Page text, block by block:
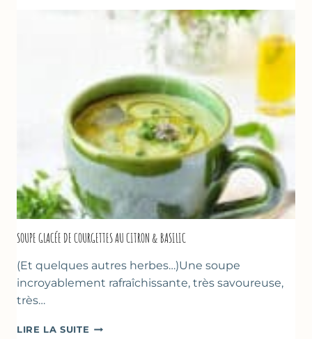
D’ORANGER
SOUPE GLACÉE DE COURGETTES AU CITRON & BASILIC
(Et quelques autres herbes…)Une soupe
incroyablement rafraîchissante, très savoureuse,
très…
LIRE LA SUITE SOUPE